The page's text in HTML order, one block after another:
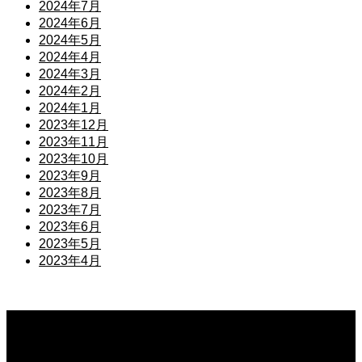
2024年7月
2024年6月
2024年5月
2024年4月
2024年3月
2024年2月
2024年1月
2023年12月
2023年11月
2023年10月
2023年9月
2023年8月
2023年7月
2023年6月
2023年5月
2023年4月